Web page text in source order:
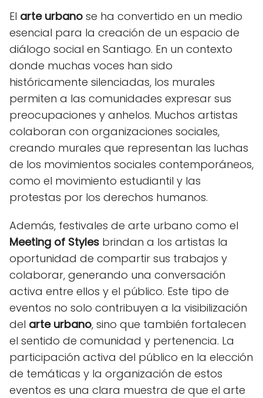
El arte urbano se ha convertido en un medio
esencial para la creación de un espacio de
diálogo social en Santiago. En un contexto
donde muchas voces han sido
históricamente silenciadas, los murales
permiten a las comunidades expresar sus
preocupaciones y anhelos. Muchos artistas
colaboran con organizaciones sociales,
creando murales que representan las luchas
de los movimientos sociales contemporáneos,
como el movimiento estudiantil y las
protestas por los derechos humanos.
Además, festivales de arte urbano como el
Meeting of Styles brindan a los artistas la
oportunidad de compartir sus trabajos y
colaborar, generando una conversación
activa entre ellos y el público. Este tipo de
eventos no solo contribuyen a la visibilización
del arte urbano, sino que también fortalecen
el sentido de comunidad y pertenencia. La
participación activa del público en la elección
de temáticas y la organización de estos
eventos es una clara muestra de que el arte